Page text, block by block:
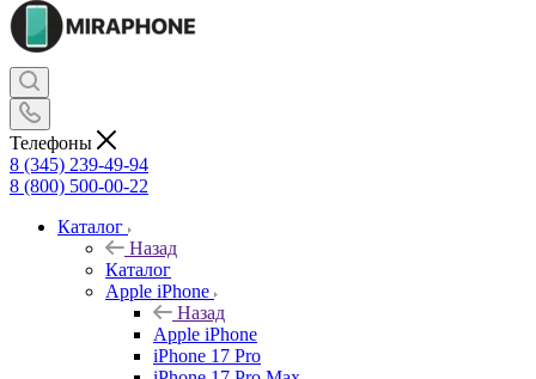
Телефоны
8 (345) 239-49-94
8 (800) 500-00-22
Каталог
Назад
Каталог
Apple iPhone
Назад
Apple iPhone
iPhone 17 Pro